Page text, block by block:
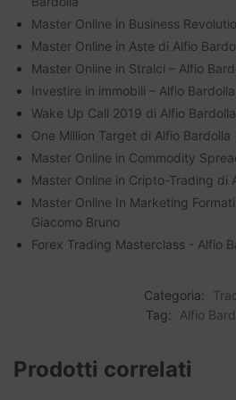
Master Online in Business
Master Online in Aste di Alfio
Master Online in Stralci – Alfio
Investire in immobili – Alfio Bardolla
Wake Up Call 2019 di Alfio Bardolla
One Million Target di Alfio Bardolla
Master Online in Commodity
Master Online in Cripto-Trading di
Master Online In Marketing
Giacomo Bruno
Forex Trading Masterclass - Alfio
Categoria:
Tag:
Alfio
Prodotti correlati